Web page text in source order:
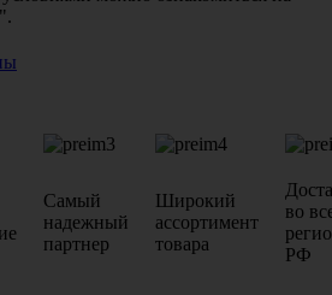
Самый
надежный
партнер
Широкий
ассортимент
товара
во
РФ